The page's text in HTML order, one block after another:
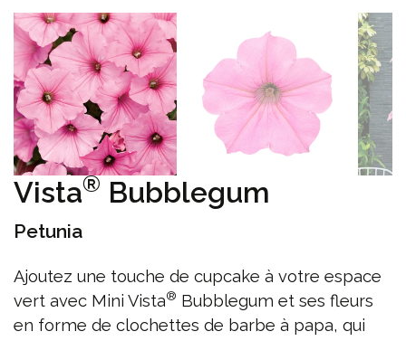
Vista® Bubblegum
Petunia
Ajoutez une touche de cupcake à votre espace
vert avec Mini Vista® Bubblegum et ses fleurs
en forme de clochettes de barbe à papa, qui